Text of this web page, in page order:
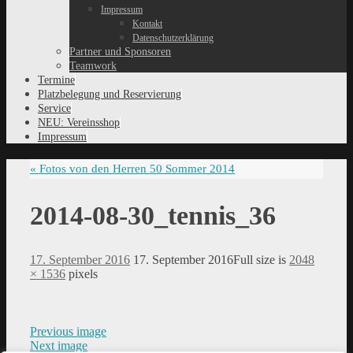
Impressum
Kontakt
Datenschutzerklärung
Partner und Sponsoren
Teamwork
Termine
Platzbelegung und Reservierung
Service
NEU: Vereinsshop
Impressum
« Fotos von den Herren 50 Sommer 2014
2014-08-30_tennis_36
17. September 2016 17. September 2016Full size is 2048
× 1536 pixels
Previous image
Next image